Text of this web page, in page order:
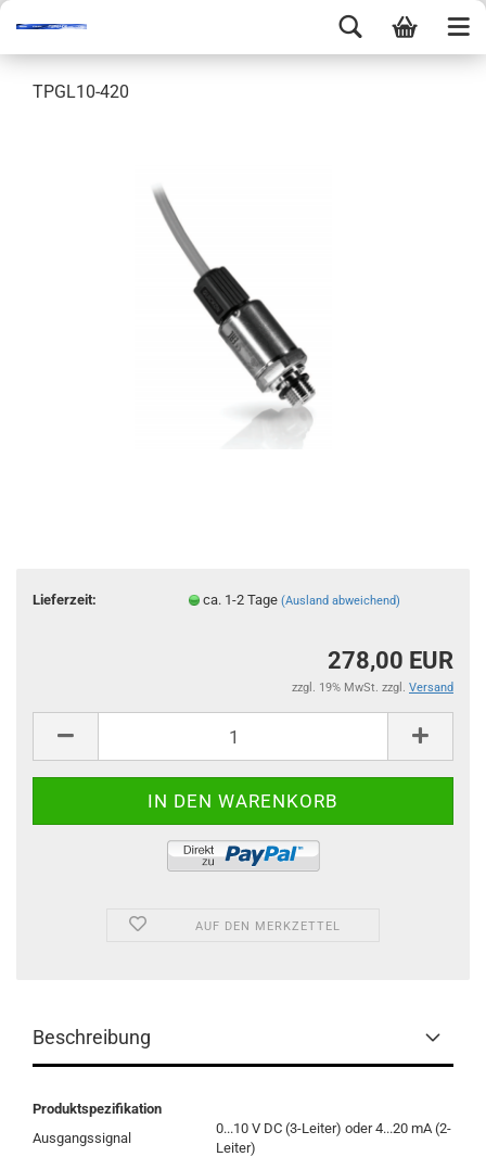
TPGL10-420
Lieferzeit: ca. 1-2 Tage(Ausland abweichend)
278,00 EUR
zzgl. 19% MwSt. zzgl. Versand
AUF DEN MERKZETTEL
Beschreibung
Produktspezifikation
Ausgangssignal
0...10 V DC (3-Leiter) oder 4...20 mA (2-
Leiter)